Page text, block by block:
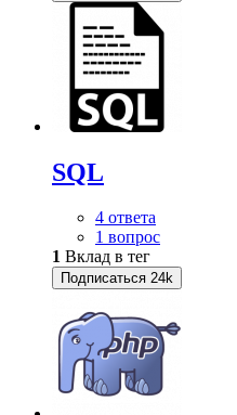
SQL
4 ответа
1 вопрос
1 Вклад в тег
Подписаться 24k